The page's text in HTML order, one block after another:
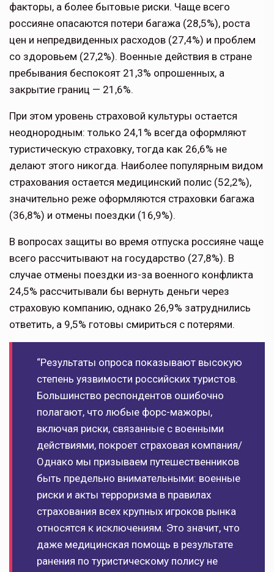
факторы, а более бытовые риски. Чаще всего
россияне опасаются потери багажа (28,5%), роста
цен и непредвиденных расходов (27,4%) и проблем
со здоровьем (27,2%). Военные действия в стране
пребывания беспокоят 21,3% опрошенных, а
закрытие границ — 21,6%.
При этом уровень страховой культуры остается
неоднородным: только 24,1% всегда оформляют
туристическую страховку, тогда как 26,6% не
делают этого никогда. Наиболее популярным видом
страхования остается медицинский полис (52,2%),
значительно реже оформляются страховки багажа
(36,8%) и отмены поездки (16,9%).
В вопросах защиты во время отпуска россияне чаще
всего рассчитывают на государство (27,8%). В
случае отмены поездки из-за военного конфликта
24,5% рассчитывали бы вернуть деньги через
страховую компанию, однако 26,9% затруднились
ответить, а 9,5% готовы смириться с потерями.
“Результаты опроса показывают высокую
степень уязвимости российских туристов.
Большинство респондентов ошибочно
полагают, что любые форс-мажоры,
включая риски, связанные с военными
действиями, покроет страховая компания/
Однако мы призываем путешественников
быть предельно внимательными: военные
риски и акты терроризма в правилах
страхования всех крупных игроков рынка
относятся к исключениям. Это значит, что
даже медицинская помощь в результате
ранения по туристическому полису не